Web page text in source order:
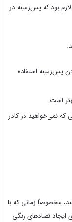
بود که پس‌زمینه در
پس‌زمینه استفاده
است.
که نمی‌خواهید در کادر
مخصوصاً زمانی که با
ایجاد تضادهای رنگی